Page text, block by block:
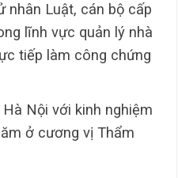
nhân Luật, cán bộ cấp
lĩnh vực quản lý nhà
tiếp làm công chứng
Nội với kinh nghiệm
ở cương vị Thẩm